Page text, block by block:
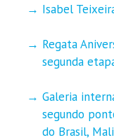
Isabel
Regata
segunda
Galeria
segundo
do Brasil,